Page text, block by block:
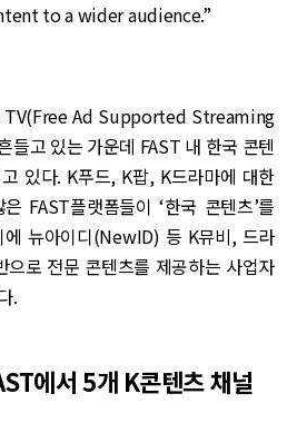
to a wider audience.”
TV(Free Ad Supported Streaming
들고 있는 가운데 FAST 내 한국 콘텐
있다. K푸드, K팝, K드라마에 대한
FAST플랫폼들이 ‘한국 콘텐츠’를
뉴아이디(NewID) 등 K뮤비, 드라
으로 전문 콘텐츠를 제공하는 사업자
.
에서 5개 K콘텐츠 채널